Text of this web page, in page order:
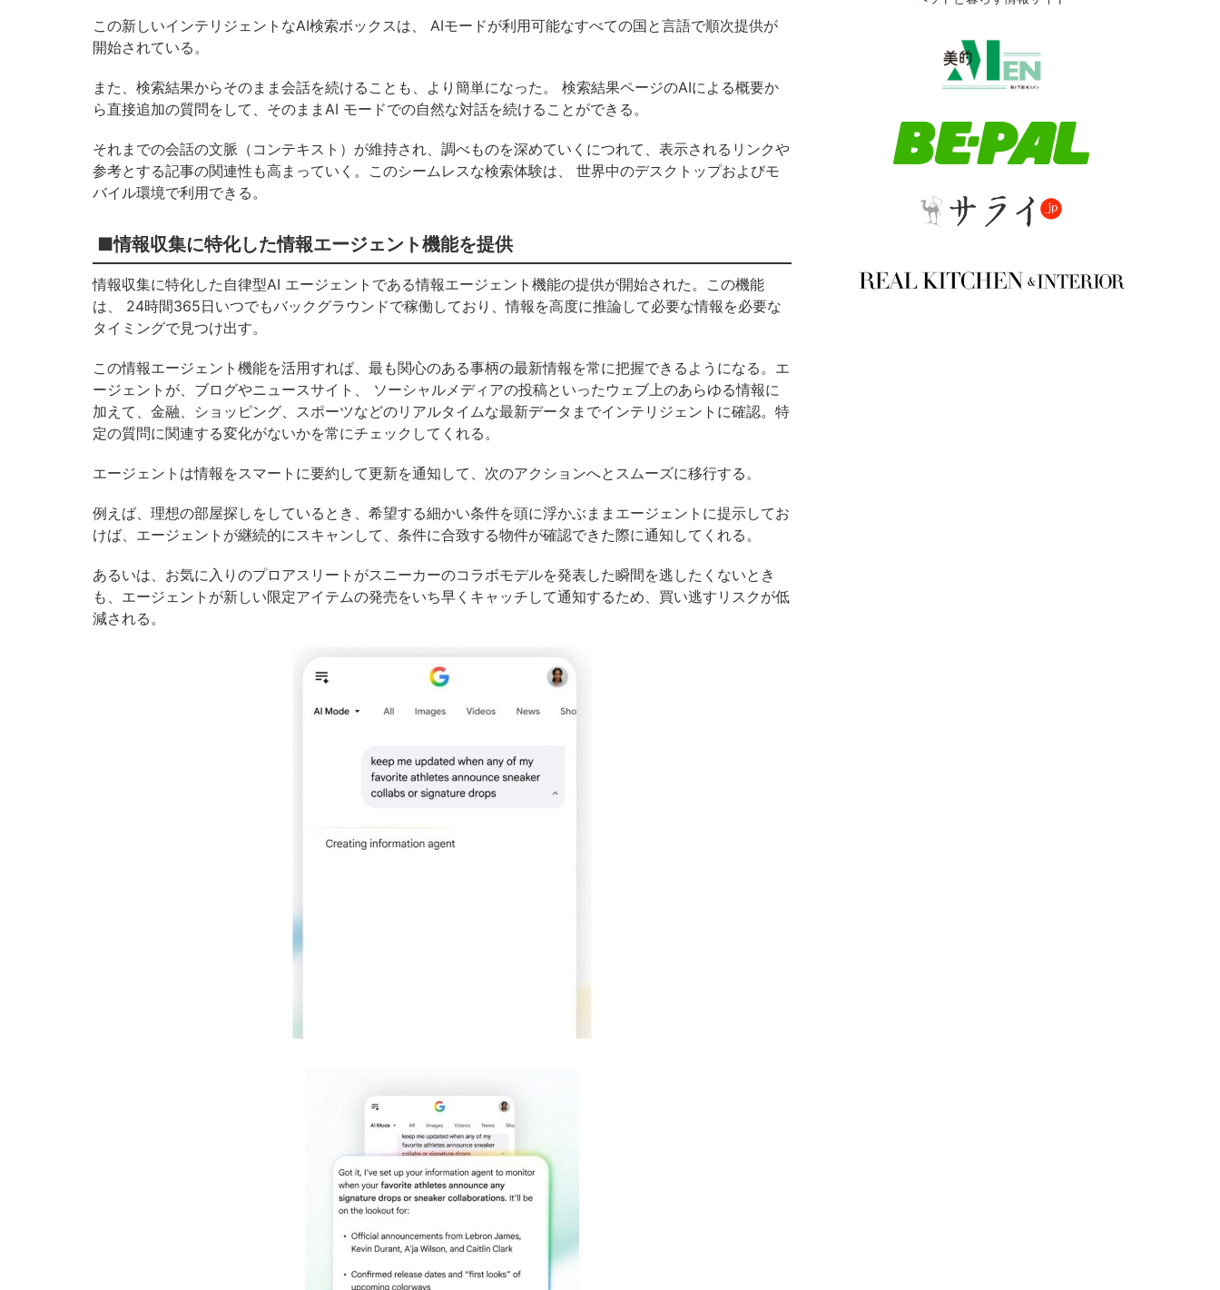
この新しいインテリジェントなAI検索ボックスは、 AIモードが利用可能なすべての国と言語で順次提供が
開始されている。
また、検索結果からそのまま会話を続けることも、より簡単になった。 検索結果ページのAIによる概要か
ら直接追加の質問をして、そのままAI モードでの自然な対話を続けることができる。
それまでの会話の文脈（コンテキスト）が維持され、調べものを深めていくにつれて、表示されるリンクや
参考とする記事の関連性も高まっていく。このシームレスな検索体験は、 世界中のデスクトップおよびモ
バイル環境で利用できる。
■情報収集に特化した情報エージェント機能を提供
情報収集に特化した自律型AI エージェントである情報エージェント機能の提供が開始された。この機能
は、 24時間365日いつでもバックグラウンドで稼働しており、情報を高度に推論して必要な情報を必要な
タイミングで見つけ出す。
この情報エージェント機能を活用すれば、最も関心のある事柄の最新情報を常に把握できるようになる。エ
ージェントが、ブログやニュースサイト、 ソーシャルメディアの投稿といったウェブ上のあらゆる情報に
加えて、金融、ショッピング、スポーツなどのリアルタイムな最新データまでインテリジェントに確認。特
定の質問に関連する変化がないかを常にチェックしてくれる。
エージェントは情報をスマートに要約して更新を通知して、次のアクションへとスムーズに移行する。
例えば、理想の部屋探しをしているとき、希望する細かい条件を頭に浮かぶままエージェントに提示してお
けば、エージェントが継続的にスキャンして、条件に合致する物件が確認できた際に通知してくれる。
あるいは、お気に入りのプロアスリートがスニーカーのコラボモデルを発表した瞬間を逃したくないとき
も、エージェントが新しい限定アイテムの発売をいち早くキャッチして通知するため、買い逃すリスクが低
減される。